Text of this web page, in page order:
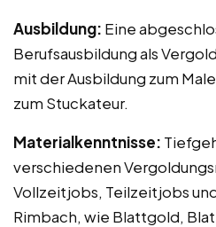
Ausbildung: Eine
Berufsausbildung als
mit der Ausbildung zum
zum Stuckateur.
Materialkenntnisse:
verschiedenen
Vollzeitjobs, Teilzeitjobs
Rimbach, wie Blattgold,